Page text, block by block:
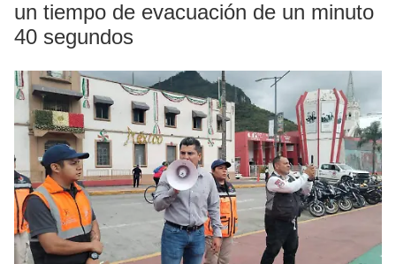
un tiempo de evacuación de un minuto
40 segundos